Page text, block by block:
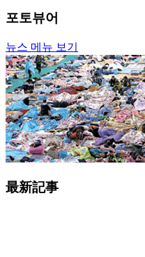
포토뷰어
뉴스 메뉴 보기
最新記事